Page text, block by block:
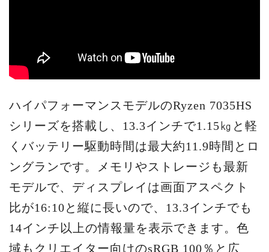
ハイパフォーマンスモデルのRyzen 7035HS
シリーズを搭載し、13.3インチで1.15㎏と軽
くバッテリー駆動時間は最大約11.9時間とロ
ングランです。メモリやストレージも最新
モデルで、ディスプレイは画面アスペクト
比が16:10と縦に長いので、13.3インチでも
14インチ以上の情報量を表示できます。色
域もクリエイター向けのsRGB 100％と広